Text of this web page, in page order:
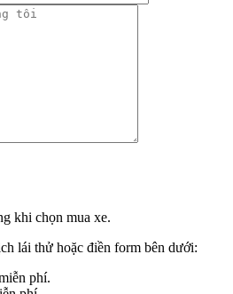
khi chọn mua xe.
lái thử hoặc điền form bên dưới:
phí.